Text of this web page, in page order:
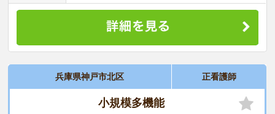
兵庫県神戸市北区 正看護師
小規模多機能